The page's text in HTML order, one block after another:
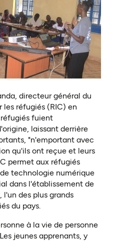
directeur général du
réfugiés (RIC) en
fuient
laissant derrière
"n'emportant avec
qu'ils ont reçue et leurs
permet aux réfugiés
technologie numérique
dans l'établissement de
des plus grands
du pays.
à la vie de personne
jeunes apprenants, y